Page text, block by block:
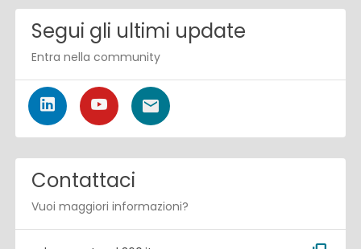
Segui gli ultimi update
Entra nella community
Contattaci
Vuoi maggiori informazioni?